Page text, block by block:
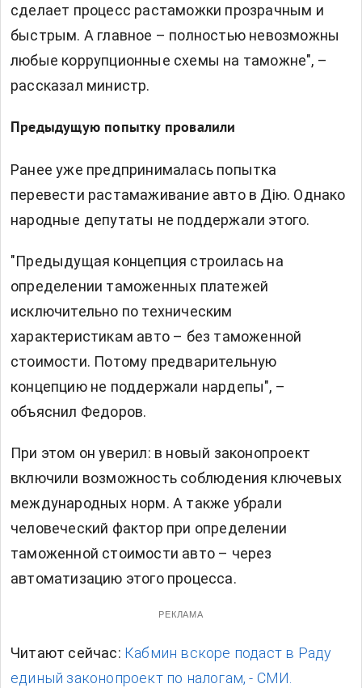
сделает процесс растаможки прозрачным и
быстрым. А главное – полностью невозможны
любые коррупционные схемы на таможне", –
рассказал министр.
Предыдущую попытку провалили
Ранее уже предпринималась попытка
перевести растамаживание авто в Дію. Однако
народные депутаты не поддержали этого.
"Предыдущая концепция строилась на
определении таможенных платежей
исключительно по техническим
характеристикам авто – без таможенной
стоимости. Потому предварительную
концепцию не поддержали нардепы", –
объяснил Федоров.
При этом он уверил: в новый законопроект
включили возможность соблюдения ключевых
международных норм. А также убрали
человеческий фактор при определении
таможенной стоимости авто – через
автоматизацию этого процесса.
РЕКЛАМА
Читают сейчас: Кабмин вскоре подаст в Раду
единый законопроект по налогам, - СМИ.